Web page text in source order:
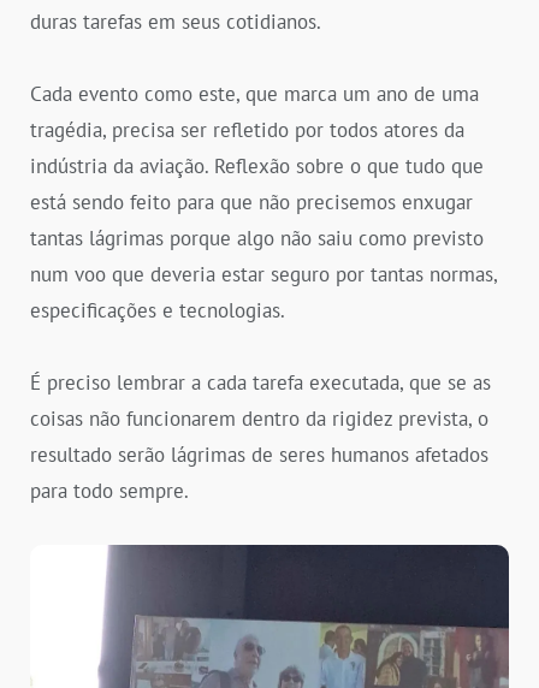
duras tarefas em seus cotidianos.
Cada evento como este, que marca um ano de uma
tragédia, precisa ser refletido por todos atores da
indústria da aviação. Reflexão sobre o que tudo que
está sendo feito para que não precisemos enxugar
tantas lágrimas porque algo não saiu como previsto
num voo que deveria estar seguro por tantas normas,
especificações e tecnologias.
É preciso lembrar a cada tarefa executada, que se as
coisas não funcionarem dentro da rigidez prevista, o
resultado serão lágrimas de seres humanos afetados
para todo sempre.